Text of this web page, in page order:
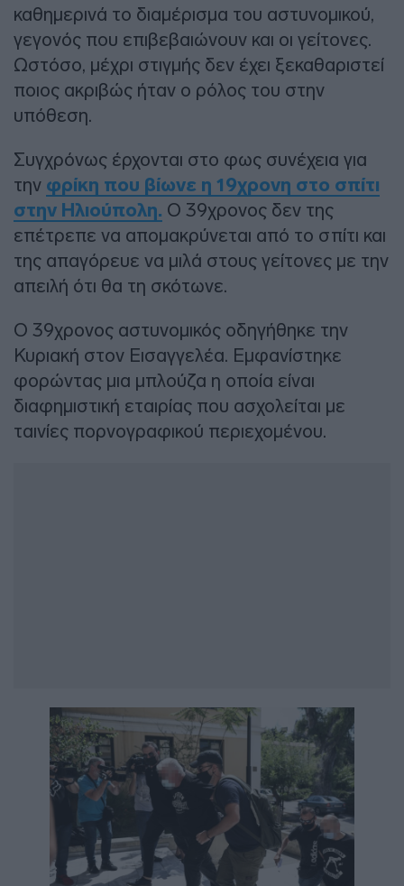
καθημερινά το διαμέρισμα του αστυνομικού,
γεγονός που επιβεβαιώνουν και οι γείτονες.
Ωστόσο, μέχρι στιγμής δεν έχει ξεκαθαριστεί
ποιος ακριβώς ήταν ο ρόλος του στην
υπόθεση.
Συγχρόνως έρχονται στο φως συνέχεια για
την φρίκη που βίωνε η 19χρονη στο σπίτι
στην Ηλιούπολη. Ο 39χρονος δεν της
επέτρεπε να απομακρύνεται από το σπίτι και
της απαγόρευε να μιλά στους γείτονες με την
απειλή ότι θα τη σκότωνε.
Ο 39χρονος αστυνομικός οδηγήθηκε την
Κυριακή στον Εισαγγελέα. Εμφανίστηκε
φορώντας μια μπλούζα η οποία είναι
διαφημιστική εταιρίας που ασχολείται με
ταινίες πορνογραφικού περιεχομένου.